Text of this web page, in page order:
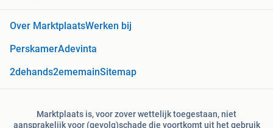
Over MarktplaatsWerken bij
PerskamerAdevinta
2dehands2ememainSitemap
Marktplaats is, voor zover wettelijk toegestaan, niet
aansprakelijk voor (gevolg)schade die voortkomt uit het gebruik